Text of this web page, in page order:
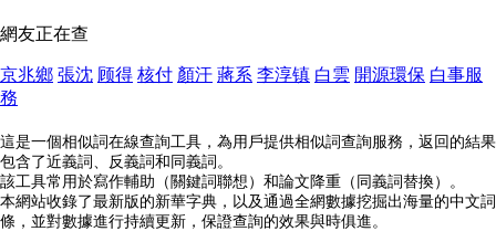
網友正在查
京兆鄉 張沈 顾得 核付 顏汗 蔣系 李淳镇 白雲 開源環保 白事服
務
這是一個相似詞在線查詢工具，為用戶提供相似詞查詢服務，返回的結果
包含了近義詞、反義詞和同義詞。
該工具常用於寫作輔助（關鍵詞聯想）和論文降重（同義詞替換）。
本網站收錄了最新版的新華字典，以及通過全網數據挖掘出海量的中文詞
條，並對數據進行持續更新，保證查詢的效果與時俱進。